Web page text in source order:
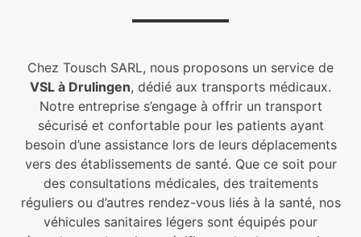
Chez Tousch SARL, nous proposons un service de
VSL à Drulingen, dédié aux transports médicaux.
Notre entreprise s’engage à offrir un transport
sécurisé et confortable pour les patients ayant
besoin d’une assistance lors de leurs déplacements
vers des établissements de santé. Que ce soit pour
des consultations médicales, des traitements
réguliers ou d’autres rendez-vous liés à la santé, nos
véhicules sanitaires légers sont équipés pour